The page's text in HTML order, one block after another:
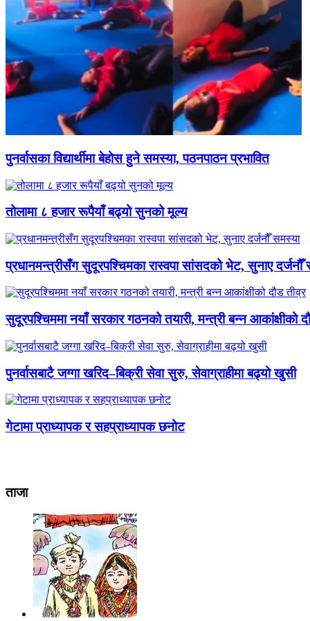
पुनर्वासका विद्यार्थीमा बेहोस हुने समस्या, पठनपाठन प्रभावित
तोलामा ८ हजार रूपैयाँ बढ्यो सुनको मूल्य
प्रधानमन्त्रीसँग सुदूरपश्चिमका रास्वपा सांसदको भेट, सुनाए दर्जनौँ
सुदूरपश्चिममा नयाँ सरकार गठनको तयारी, मन्त्री बन्न आकांक्षीको
पुनर्वासबाटै जग्गा खरिद–बिक्री सेवा सुरु, सेवाग्राहीमा बढ्यो खुसी
गेटामा प्राध्यापक र सहप्राध्यापक छनोट
ताजा